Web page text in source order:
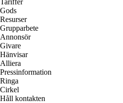
Tariffer
Gods
Resurser
Grupparbete
Annonsör
Givare
Hänvisar
Alliera
Pressinformation
Ringa
Cirkel
Håll kontakten